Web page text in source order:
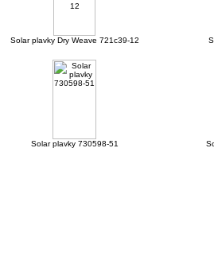
Solar plavky Dry Weave 721c39-12
Solar plavky 730598-51